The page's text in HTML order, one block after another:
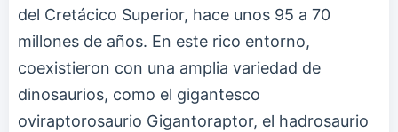
del Cretácico Superior, hace unos 95 a 70
millones de años. En este rico entorno,
coexistieron con una amplia variedad de
dinosaurios, como el gigantesco
oviraptorosaurio Gigantoraptor, el hadrosaurio